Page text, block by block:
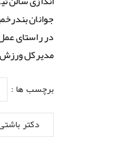
جوانان
در راستای
مدیرکل ورزش
برچسب ها :
دکتر